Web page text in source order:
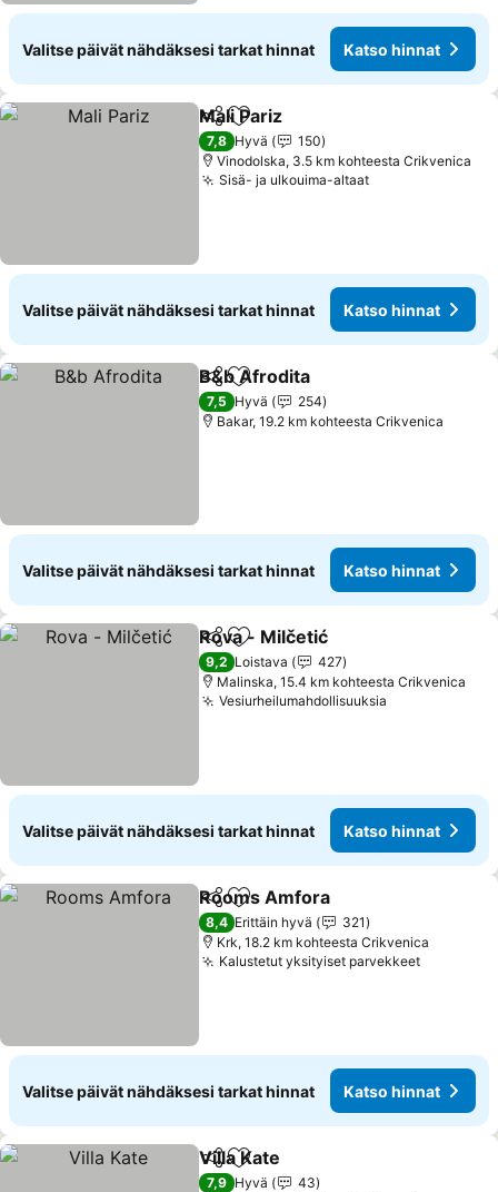
Valitse päivät nähdäksesi tarkat hinnat Katso hinnat
Jaa Lisää suosikkeihin
Mali Pariz
7,8 Hyvä
150
Vinodolska, 3.5 km kohteesta Crikvenica
Sisä- ja ulkouima-altaatKatso hinnat
Valitse päivät nähdäksesi tarkat hinnat Katso hinnat
Jaa Lisää suosikkeihin
B&b Afrodita
7,5 Hyvä
254
Bakar, 19.2 km kohteesta Crikvenica
Valitse päivät nähdäksesi tarkat hinnat Katso hinnat
Jaa Lisää suosikkeihin
Rova - Milčetić
9,2 Loistava
427
Malinska, 15.4 km kohteesta Crikvenica
Vesiurheilumahdollisuuksia
Valitse päivät nähdäksesi tarkat hinnat Katso hinnat
Jaa Lisää suosikkeihin
Rooms Amfora
8,4 Erittäin hyvä
321
Krk, 18.2 km kohteesta Crikvenica
Kalustetut yksityiset parvekkeetKatso
Valitse päivät nähdäksesi tarkat hinnat Katso hinnat
Jaa Lisää suosikkeihin
Villa Kate
7,9 Hyvä
43